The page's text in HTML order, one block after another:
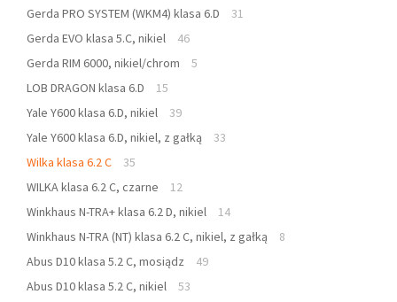
Gerda PRO SYSTEM (WKM4) klasa 6.D
31
Gerda EVO klasa 5.C, nikiel
46
Gerda RIM 6000, nikiel/chrom
5
LOB DRAGON klasa 6.D
15
Yale Y600 klasa 6.D, nikiel
39
Yale Y600 klasa 6.D, nikiel, z gałką
33
Wilka klasa 6.2 C
35
WILKA klasa 6.2 C, czarne
12
Winkhaus N-TRA+ klasa 6.2 D, nikiel
14
Winkhaus N-TRA (NT) klasa 6.2 C, nikiel, z gałką
8
Abus D10 klasa 5.2 C, mosiądz
49
Abus D10 klasa 5.2 C, nikiel
53